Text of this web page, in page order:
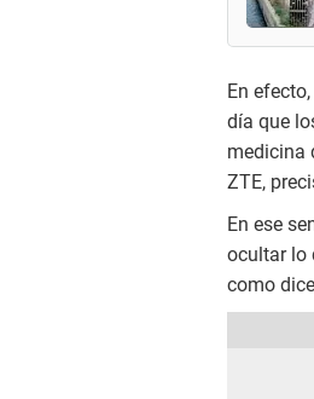
En
día que
medicina
ZTE,
En ese
ocultar lo
como